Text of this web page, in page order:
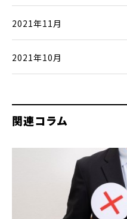
2021年11月
2021年10月
関連コラム